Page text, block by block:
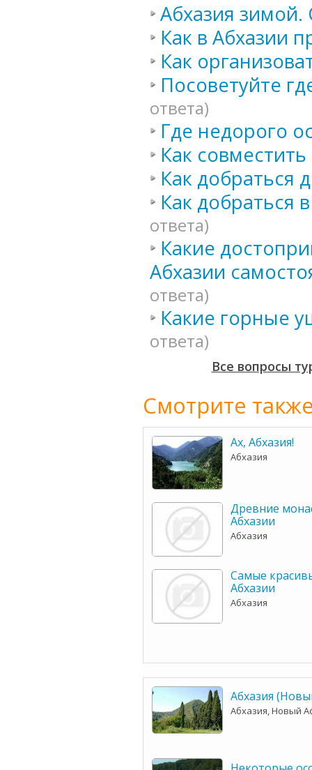
Абхазия зимой.
Как в Абхазии
Как
Посоветуйте
ответа)
Где недорого
Как
Как добраться
Как добраться
ответа)
Какие
Абхазии
ответа)
Какие горные
ответа)
Все вопросы
Смотрите
Ах, Абхазия!
Абхазия
Древние
Абхазии
Абхазия
Самые
Абхазии
Абхазия
Абхазия
Абхазия, Новый